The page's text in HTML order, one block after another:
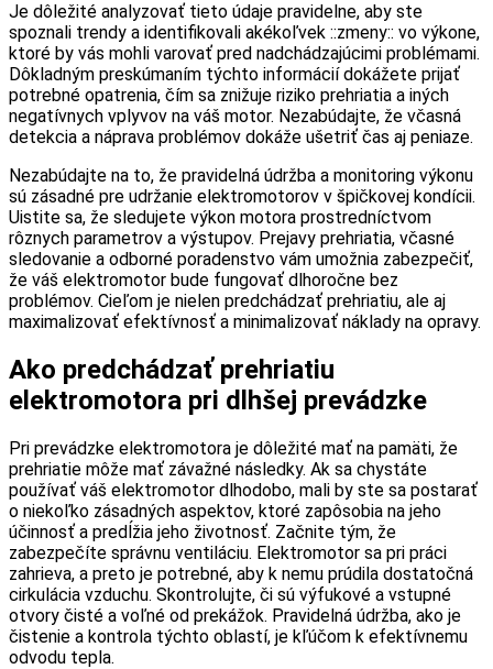
Je dôležité analyzovať tieto údaje pravidelne, aby ste
spoznali trendy a identifikovali akékoľvek ::zmeny:: vo výkone,
ktoré by vás mohli varovať pred nadchádzajúcimi problémami.
Dôkladným preskúmaním týchto informácií dokážete prijať
potrebné opatrenia, čím sa znižuje riziko prehriatia a iných
negatívnych vplyvov na váš motor. Nezabúdajte, že včasná
detekcia a náprava problémov dokáže ušetriť čas aj peniaze.
Nezabúdajte na to, že pravidelná údržba a monitoring výkonu
sú zásadné pre udržanie elektromotorov v špičkovej kondícii.
Uistite sa, že sledujete výkon motora prostredníctvom
rôznych parametrov a výstupov. Prejavy prehriatia, včasné
sledovanie a odborné poradenstvo vám umožnia zabezpečiť,
že váš elektromotor bude fungovať dlhoročne bez
problémov. Cieľom je nielen predchádzať prehriatiu, ale aj
maximalizovať efektívnosť a minimalizovať náklady na opravy.
Ako predchádzať prehriatiu
elektromotora pri dlhšej prevádzke
Pri prevádzke elektromotora je dôležité mať na pamäti, že
prehriatie môže mať závažné následky. Ak sa chystáte
používať váš elektromotor dlhodobo, mali by ste sa postarať
o niekoľko zásadných aspektov, ktoré zapôsobia na jeho
účinnosť a predĺžia jeho životnosť. Začnite tým, že
zabezpečíte správnu ventiláciu. Elektromotor sa pri práci
zahrieva, a preto je potrebné, aby k nemu prúdila dostatočná
cirkulácia vzduchu. Skontrolujte, či sú výfukové a vstupné
otvory čisté a voľné od prekážok. Pravidelná údržba, ako je
čistenie a kontrola týchto oblastí, je kľúčom k efektívnemu
odvodu tepla.